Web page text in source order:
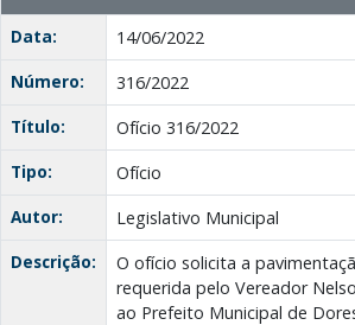
Data:
14/06/2022
Número:
316/2022
Título:
Ofício 316/2022
Tipo:
Ofício
Autor:
Legislativo Municipal
Descrição:
O ofício solicita a
requerida pelo Vereador
ao Prefeito Municipal de